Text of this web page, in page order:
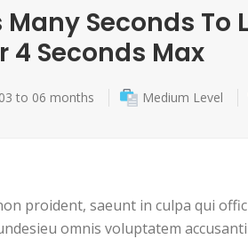
Seconds To
4 Seconds Max
03 to 06 months Medium Level
proident, saeunt in culpa qui
omnis voluptatem